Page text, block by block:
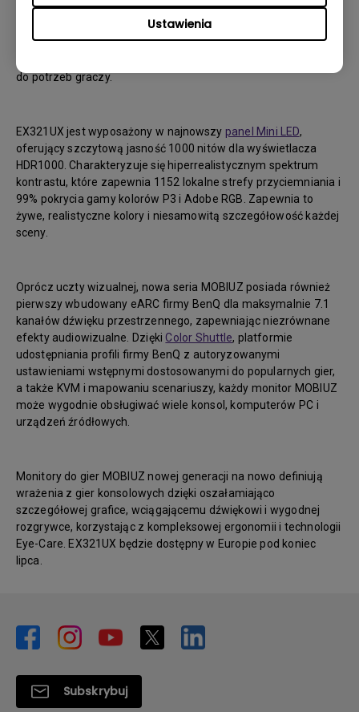
Ustawienia
BenQ do tworzenia trybów kolorów zorientowanych na grę i
wykorzystuje sztuczną inteligencję do adaptacyjnego
dostrajania jasności i kontrastu w czasie rzeczywistym.
do potrzeb graczy.
EX321UX jest wyposażony w najnowszypanel Mini LED,
oferujący szczytową jasność 1000 nitów dla wyświetlacza
HDR1000. Charakteryzuje się hiperrealistycznym spektrum
kontrastu, które zapewnia 1152 lokalne strefy przyciemniania i
99% pokrycia gamy kolorów P3 i Adobe RGB. Zapewnia to
żywe, realistyczne kolory i niesamowitą szczegółowość każdej
sceny.
Oprócz uczty wizualnej, nowa seria MOBIUZ posiada również
pierwszy wbudowany eARC firmy BenQ dla maksymalnie 7.1
kanałów dźwięku przestrzennego, zapewniając niezrównane
efekty audiowizualne. DziękiColor Shuttle, platformie
udostępniania profili firmy BenQ z autoryzowanymi
ustawieniami wstępnymi dostosowanymi do popularnych gier,
a także KVM i mapowaniu scenariuszy, każdy monitor MOBIUZ
może wygodnie obsługiwać wiele konsol, komputerów PC i
urządzeń źródłowych.
Monitory do gier MOBIUZ nowej generacji na nowo definiują
wrażenia z gier konsolowych dzięki oszałamiająco
szczegółowej grafice, wciągającemu dźwiękowi i wygodnej
rozgrywce, korzystając z kompleksowej ergonomii i technologii
Eye-Care. EX321UX będzie dostępny w Europie pod koniec
lipca.
Subskrybuj